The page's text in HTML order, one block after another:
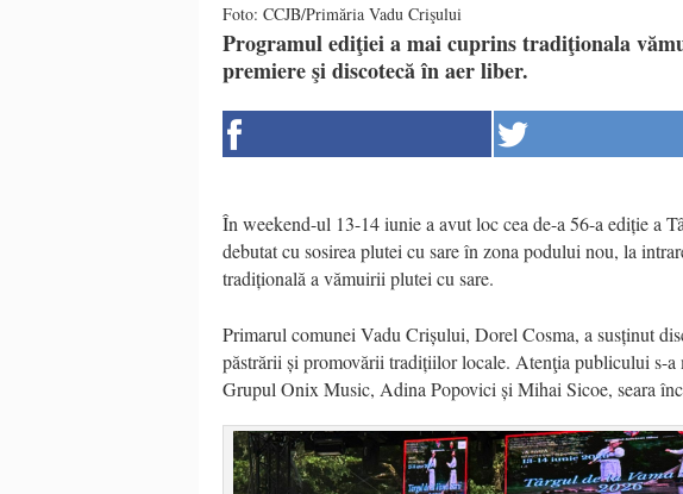
Foto: CCJB/Primăria Vadu Crişului
Programul ediţiei a mai cuprins tradiţionala
premiere şi discotecă în aer liber.
În weekend-ul 13-14 iunie a avut loc cea de-a 56-a ediție a
debutat cu sosirea plutei cu sare în zona podului nou, la
tradițională a vămuirii plutei cu sare.
Primarul comunei Vadu Crișului, Dorel Cosma, a susținut
păstrării și promovării tradițiilor locale. Atenţia publicului s-a
Grupul Onix Music, Adina Popovici și Mihai Sicoe, seara